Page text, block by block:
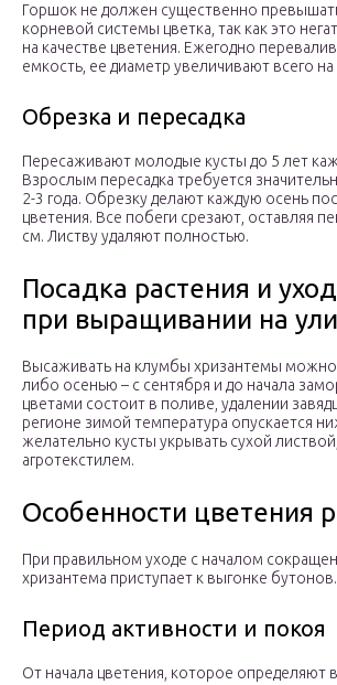
Горшок не должен существенно
корневой системы цветка, так как это
на качестве цветения. Ежегодно
емкость, ее диаметр увеличивают всего на
Обрезка и пересадка
Пересаживают молодые кусты до 5 лет
Взрослым пересадка требуется
2-3 года. Обрезку делают каждую осень
цветения. Все побеги срезают, оставляя
см. Листву удаляют полностью.
Посадка растения и
при выращивании на
Высаживать на клумбы хризантемы можно
либо осенью – с сентября и до начала
цветами состоит в поливе, удалении
регионе зимой температура опускается
желательно кусты укрывать сухой
агротекстилем.
Особенности цветения
При правильном уходе с началом
хризантема приступает к выгонке бутонов.
Период активности и покоя
От начала цветения, которое определяют